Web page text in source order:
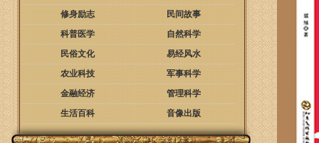
修身励志
民间故事
科普医学
自然科学
民俗文化
易经风水
农业科技
军事科学
金融经济
管理科学
生活百科
音像出版